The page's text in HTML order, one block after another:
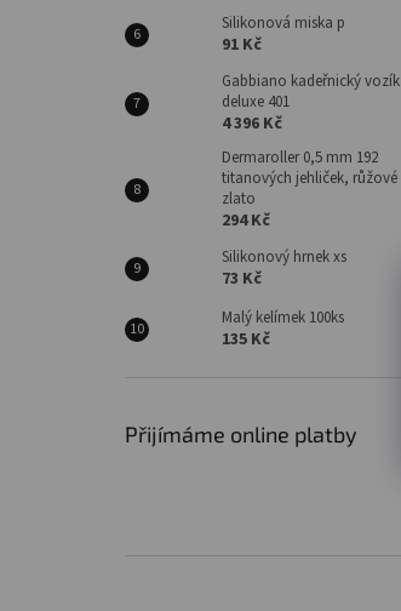
Silikonová miska p
91 Kč
Gabbiano kadeřnický vozík
deluxe 401
4 396 Kč
Dermaroller 0,5 mm 192
titanových jehliček, růžové
zlato
294 Kč
Silikonový hrnek xs
73 Kč
Malý kelímek 100ks
135 Kč
Přijímáme online platby